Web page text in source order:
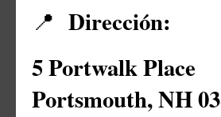
📍 Dirección:
5 Portwalk Place
Portsmouth, NH